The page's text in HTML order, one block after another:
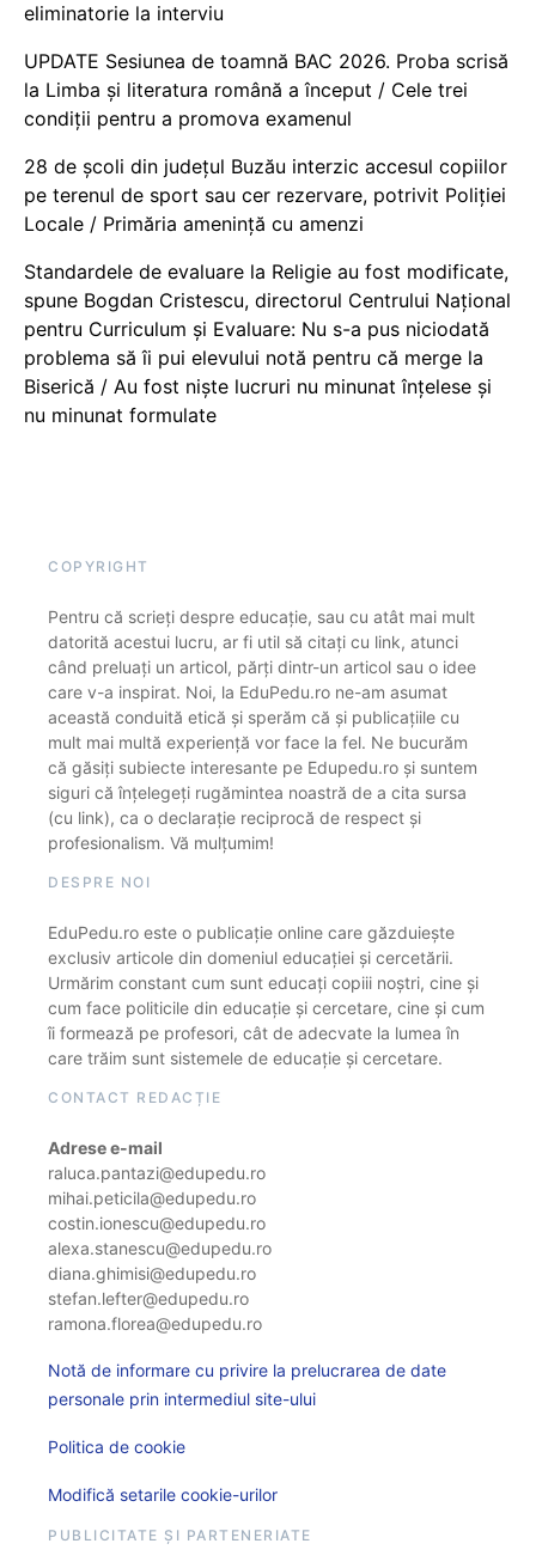
eliminatorie la interviu
UPDATE Sesiunea de toamnă BAC 2026. Proba scrisă
la Limba și literatura română a început / Cele trei
condiții pentru a promova examenul
28 de școli din județul Buzău interzic accesul copiilor
pe terenul de sport sau cer rezervare, potrivit Poliției
Locale / Primăria amenință cu amenzi
Standardele de evaluare la Religie au fost modificate,
spune Bogdan Cristescu, directorul Centrului Național
pentru Curriculum și Evaluare: Nu s-a pus niciodată
problema să îi pui elevului notă pentru că merge la
Biserică / Au fost niște lucruri nu minunat înțelese și
nu minunat formulate
COPYRIGHT
Pentru că scrieți despre educație, sau cu atât mai mult
datorită acestui lucru, ar fi util să citați cu link, atunci
când preluați un articol, părți dintr-un articol sau o idee
care v-a inspirat. Noi, la EduPedu.ro ne-am asumat
această conduită etică și sperăm că și publicațiile cu
mult mai multă experiență vor face la fel. Ne bucurăm
că găsiți subiecte interesante pe Edupedu.ro și suntem
siguri că înțelegeți rugămintea noastră de a cita sursa
(cu link), ca o declarație reciprocă de respect și
profesionalism. Vă mulțumim!
DESPRE NOI
EduPedu.ro este o publicație online care găzduiește
exclusiv articole din domeniul educației și cercetării.
Urmărim constant cum sunt educați copiii noștri, cine și
cum face politicile din educație și cercetare, cine și cum
îi formează pe profesori, cât de adecvate la lumea în
care trăim sunt sistemele de educație și cercetare.
CONTACT REDACȚIE
Adrese e-mail
raluca.pantazi@edupedu.ro
mihai.peticila@edupedu.ro
costin.ionescu@edupedu.ro
alexa.stanescu@edupedu.ro
diana.ghimisi@edupedu.ro
stefan.lefter@edupedu.ro
ramona.florea@edupedu.ro
Notă de informare cu privire la prelucrarea de date
personale prin intermediul site-ului
Politica de cookie
Modifică setarile cookie-urilor
PUBLICITATE ȘI PARTENERIATE